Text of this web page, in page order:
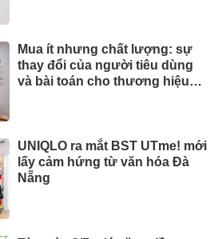
Mua ít nhưng chất lượng: sự
thay đổi của người tiêu dùng
và bài toán cho thương hiệu
UNIQLO ra mắt BST UTme! mới
lấy cảm hứng từ văn hóa Đà
Nẵng